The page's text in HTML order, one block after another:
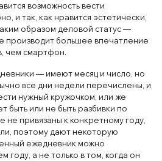
возможность вести
и так, как нравится эстетически,
образом деловой статус —
производит большее впечатление
чем смартфон.
— имеют месяц и число, но
все дни недели перечислены, и
нужный кружочком, или же
быть или не быть разбивки по
не привязаны к конкретному году,
поэтому дают некоторую
ежедневник можно
году, а не только в том, когда он